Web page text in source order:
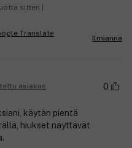
sitten |
Ilmianna
asiakas 0
käytän pientä
hiukset näyttävät